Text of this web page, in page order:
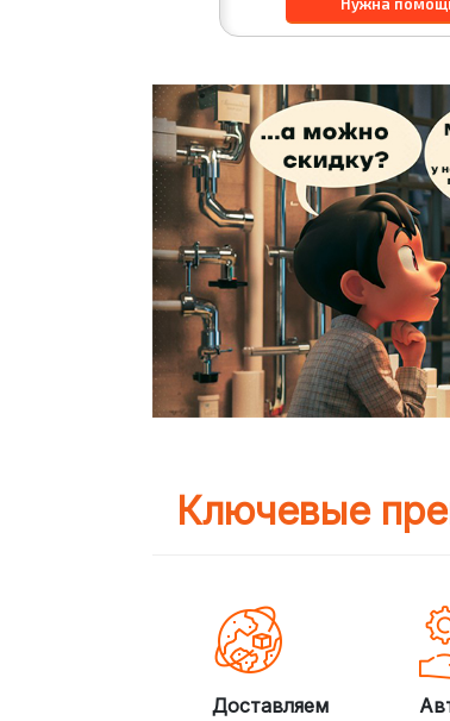
Ключевые
Доставляем